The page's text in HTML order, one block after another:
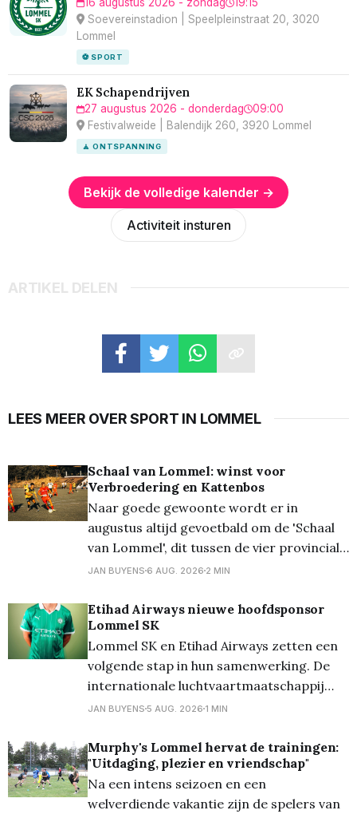
Soevereinstadion | Speelpleinstraat 20, 3020
Lommel
⚽ SPORT
EK Schapendrijven
27 augustus 2026 - donderdag
09:00
Festivalweide | Balendijk 260, 3920 Lommel
🧘 ONTSPANNING
Bekijk de volledige kalender →
Activiteit insturen
ARTIKEL DELEN
LEES MEER OVER SPORT IN LOMMEL
Schaal van Lommel: winst voor
Verbroedering en Kattenbos
Naar goede gewoonte wordt er in
augustus altijd gevoetbald om de 'Schaal
van Lommel', dit tussen de vier provinciale
Lommelse clubs. Vanavond stonden op het
op het programma. En daarbij kwam
Verbroedering uit tegen Grenstrappers
Kolonie, en werd het 1-1,
JAN BUYENS 6 AUG. 2026 2 MIN
Etihad Airways nieuwe hoofdsponsor
Lommel SK
Lommel SK en Etihad Airways zetten een
volgende stap in hun samenwerking. De
internationale luchtvaartmaatschappij
wordt vanaf het seizoen 2026/27 de
als Front of Shirt Partner prijken op het
wedstrijdshirt van de eerste ploeg. De
stap naar hoofdsponsor benadrukt het
wederzijdse vertrouwen
JAN BUYENS 5 AUG. 2026 1 MIN
Murphy's Lommel hervat de trainingen:
"Uitdaging, plezier en vriendschap"
Na een intens seizoen en een
welverdiende vakantie zijn de spelers van